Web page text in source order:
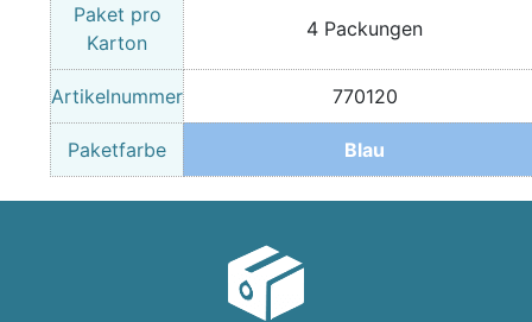
Paket pro
Karton
4 Packungen
Artikelnummer 770120
Paketfarbe Blau